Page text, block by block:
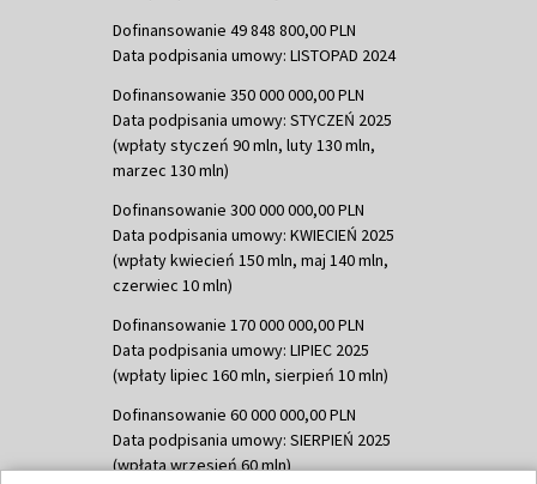
Dofinansowanie 49 848 800,00 PLN
Data podpisania umowy: LISTOPAD 2024
Dofinansowanie 350 000 000,00 PLN
Data podpisania umowy: STYCZEŃ 2025
(wpłaty styczeń 90 mln, luty 130 mln,
marzec 130 mln)
Dofinansowanie 300 000 000,00 PLN
Data podpisania umowy: KWIECIEŃ 2025
(wpłaty kwiecień 150 mln, maj 140 mln,
czerwiec 10 mln)
Dofinansowanie 170 000 000,00 PLN
Data podpisania umowy: LIPIEC 2025
(wpłaty lipiec 160 mln, sierpień 10 mln)
Dofinansowanie 60 000 000,00 PLN
Data podpisania umowy: SIERPIEŃ 2025
(wpłata wrzesień 60 mln)